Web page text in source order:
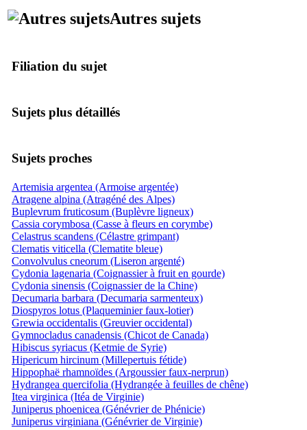
Autres sujets
Filiation du sujet
Sujets plus détaillés
Sujets proches
Artemisia argentea (Armoise argentée)
Atragene alpina (Atragéné des Alpes)
Buplevrum fruticosum (Buplèvre ligneux)
Cassia corymbosa (Casse à fleurs en corymbe)
Celastrus scandens (Célastre grimpant)
Clematis viticella (Clematite bleue)
Convolvulus cneorum (Liseron argenté)
Cydonia lagenaria (Coignassier à fruit en gourde)
Cydonia sinensis (Coignassier de la Chine)
Decumaria barbara (Decumaria sarmenteux)
Diospyros lotus (Plaqueminier faux-lotier)
Grewia occidentalis (Greuvier occidental)
Gymnocladus canadensis (Chicot de Canada)
Hibiscus syriacus (Ketmie de Syrie)
Hipericum hircinum (Millepertuis fétide)
Hippophaë rhamnoïdes (Argoussier faux-nerprun)
Hydrangea quercifolia (Hydrangée à feuilles de chêne)
Itea virginica (Itéa de Virginie)
Juniperus phoenicea (Génévrier de Phénicie)
Juniperus virginiana (Génévrier de Virginie)